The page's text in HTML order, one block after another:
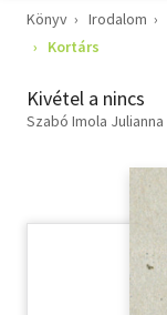
Életmód, egészség
Gyermek- és ifjúsági
Hobbi, szabadidő
Könyv Irodalom
Kortárs
Kivétel a nincs
Szabó Imola Julianna